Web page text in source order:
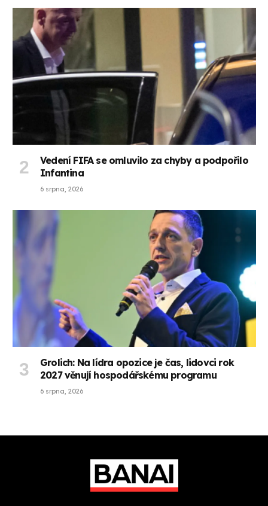
Vedení FIFA se omluvilo za chyby a podpořilo
Infantina
6 srpna, 2026
Grolich: Na lídra opozice je čas, lidovci rok
2027 věnují hospodářskému programu
6 srpna, 2026